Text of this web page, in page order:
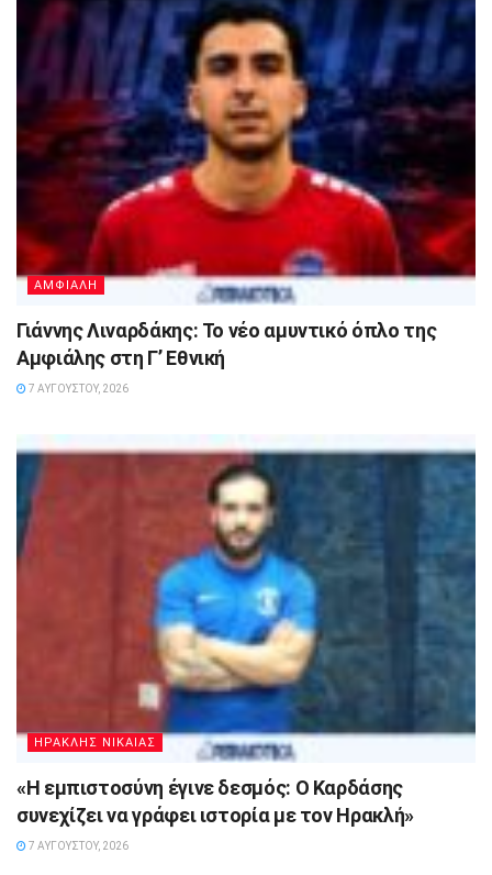
ΑΜΦΙΑΛΗ
Γιάννης Λιναρδάκης: Το νέο αμυντικό όπλο της
Αμφιάλης στη Γ’ Εθνική
7 ΑΥΓΟΎΣΤΟΥ, 2026
ΗΡΑΚΛΗΣ ΝΙΚΑΙΑΣ
«Η εμπιστοσύνη έγινε δεσμός: Ο Καρδάσης
συνεχίζει να γράφει ιστορία με τον Ηρακλή»
7 ΑΥΓΟΎΣΤΟΥ, 2026